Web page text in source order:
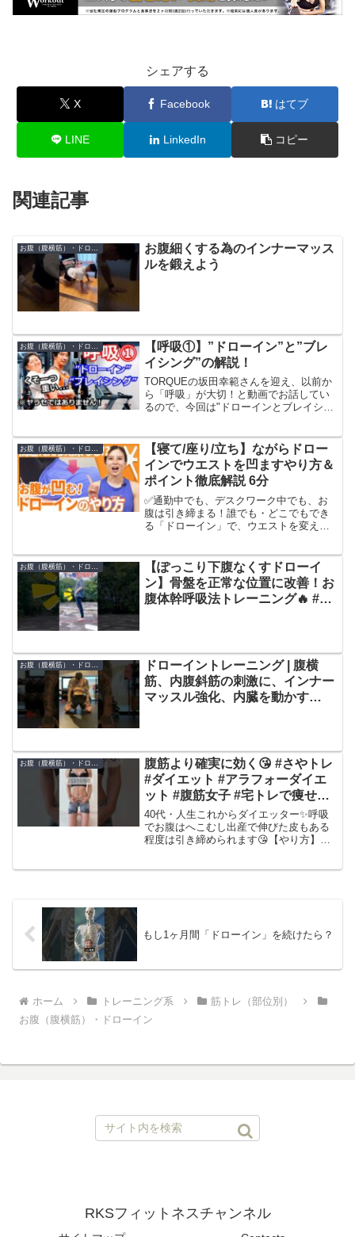
シェアする
X Facebook はてブ
LINE LinkedIn コピー
関連記事
お腹（腹横筋）・ドローイン
お腹細くする為のインナーマッス
ルを鍛えよう
【呼吸①】”ドローイン”と”ブレ
イシング”の解説！
TORQUEの坂田幸範さんを迎え、以前か
ら「呼吸」が大切！と動画でお話してい
るので、今回は"ドローインとブレイシン
広く効果が得られますので、是非参考に
してみて下さい。...
お腹（腹横筋）・ドローイン
【寝て/座り/立ち】ながらドロー
インでウエストを凹ますやり方＆
ポイント徹底解説 6分
✅通勤中でも、デスクワーク中でも、お
腹は引き締まる！誰でも・どこでもでき
る「ドローイン」で、ウエストを変えま
せる呼吸法」まで徹底解説！✔ぽっこり
お腹がスッキリ✔姿勢が自...
お腹（腹横筋）・ドローイン
【ぽっこり下腹なくすドローイ
ン】骨盤を正常な位置に改善！お
腹体幹呼吸法トレーニング🔥 #ダ
お腹（腹横筋）・ドローイン
ドローイントレーニング | 腹横
筋、内腹斜筋の刺激に、インナー
マッスル強化、内臓を動かす
腹筋より確実に効く😘 #さやトレ
#ダイエット #アラフォーダイエ
ット #腹筋女子 #宅トレで痩せる
#垢抜けボディメイク #お腹痩せ #
ドローイング #くびれ作り
40代・人生これからダイエッター✨呼吸
でお腹はへこむし出産で伸びた皮もある
程度は引き締められます😘【やり方】・
もし1ヶ月間「ドローイン」を続けたら？
ホーム トレーニング系
筋トレ（部位別）
お腹（腹横筋）・ドローイン
RKSフィットネスチャンネル